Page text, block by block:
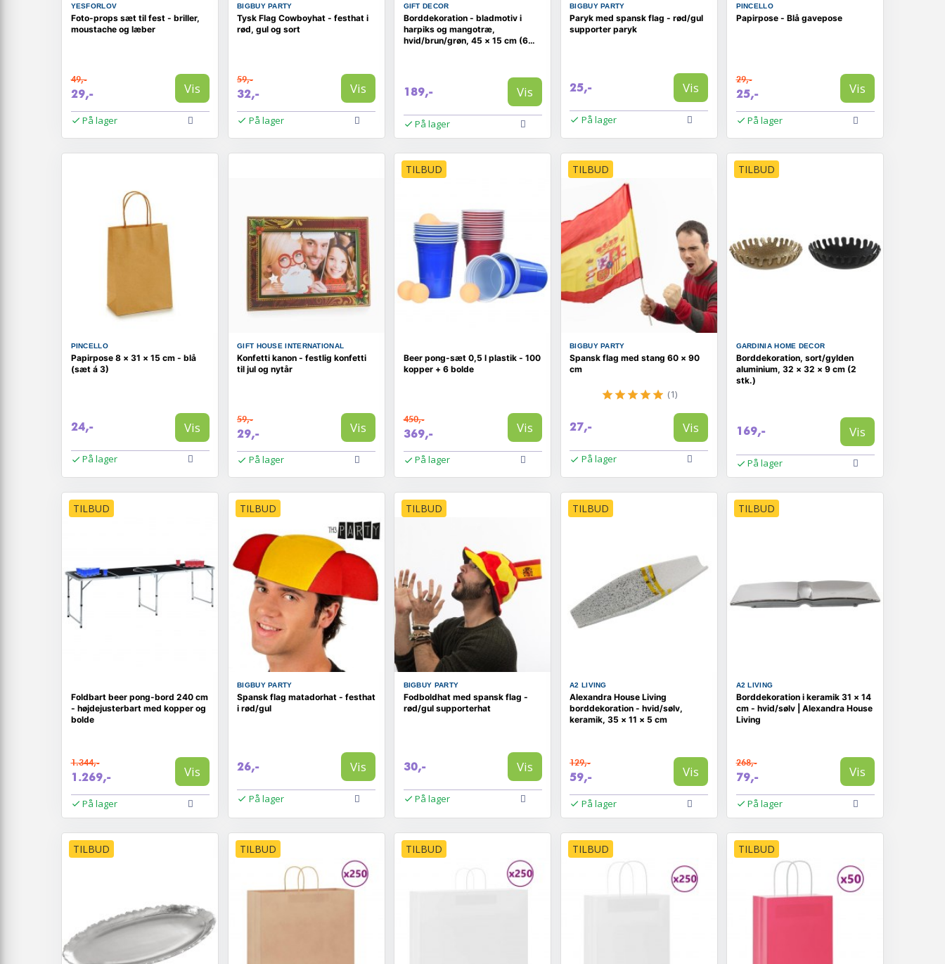
YESFORLOV
Foto-props sæt til fest - briller,
moustache og læber
49,-
29,- Vis
På lager
BIGBUY PARTY
Tysk Flag Cowboyhat - festhat i
rød, gul og sort
59,-
32,- Vis
På lager
GIFT DECOR
Borddekoration - bladmotiv i
harpiks og mangotræ,
hvid/brun/grøn, 45 × 15 cm (6
189,- Vis
På lager
BIGBUY PARTY
Paryk med spansk flag - rød/gul
supporter paryk
25,- Vis
På lager
PINCELLO
Papirpose - Blå gavepose
29,-
25,- Vis
På lager
PINCELLO
Papirpose 8 × 31 × 15 cm - blå
(sæt á 3)
24,- Vis
På lager
GIFT HOUSE INTERNATIONAL
Konfetti kanon - festlig konfetti
til jul og nytår
59,-
29,- Vis
På lager
TILBUD
Beer pong-sæt 0,5 l plastik - 100
kopper + 6 bolde
450,-
369,- Vis
På lager
TILBUD
BIGBUY PARTY
Spansk flag med stang 60 × 90
cm
(1)
27,- Vis
På lager
TILBUD
GARDINIA HOME DECOR
Borddekoration, sort/gylden
aluminium, 32 × 32 × 9 cm (2
stk.)
169,- Vis
På lager
TILBUD
Foldbart beer pong-bord 240 cm
- højdejusterbart med kopper og
bolde
1.344,-
1.269,- Vis
På lager
TILBUD
BIGBUY PARTY
Spansk flag matadorhat - festhat
i rød/gul
26,- Vis
På lager
TILBUD
BIGBUY PARTY
Fodboldhat med spansk flag -
rød/gul supporterhat
30,- Vis
På lager
TILBUD
A2 LIVING
Alexandra House Living
borddekoration - hvid/sølv,
keramik, 35 × 11 × 5 cm
129,-
59,- Vis
På lager
TILBUD
A2 LIVING
Borddekoration i keramik 31 × 14
cm - hvid/sølv | Alexandra House
Living
268,-
79,- Vis
På lager
TILBUD TILBUD TILBUD TILBUD TILBUD